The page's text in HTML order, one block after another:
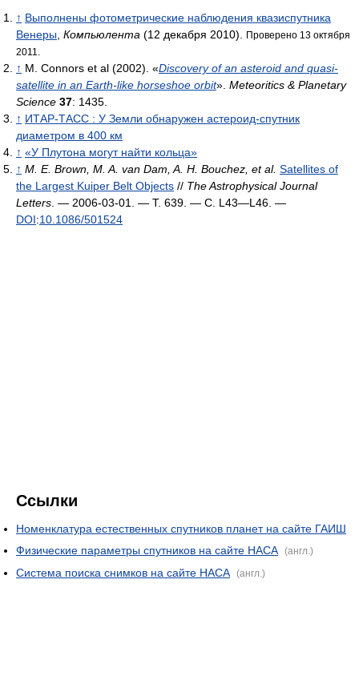
↑ Выполнены фотометрические наблюдения квазиспутника
Венеры Компьюлента (12 декабря 2010).
Проверено 13 октября
2011.
↑ M. Connors et al (2002). «Discovery of an asteroid and quasi-
satellite in an Earth-like horseshoe orbit». Meteoritics & Planetary
Science 37: 1435.
↑ ИТАР-ТАСС : У Земли обнаружен астероид-спутник
диаметром в 400 км
↑ «У Плутона могут найти кольца»
↑ M. E. Brown, M. A. van Dam, A. H. Bouchez, et al. Satellites of
the Largest Kuiper Belt Objects // The Astrophysical Journal
Letters . — 2006-03-01. — Т. 639. — С. L43—L46. —
DOI:10.1086/501524
Ссылки
Номенклатура естественных спутников планет на сайте ГАИШ
Физические параметры спутников на сайте НАСА (англ.)
Система поиска снимков на сайте НАСА (англ.)